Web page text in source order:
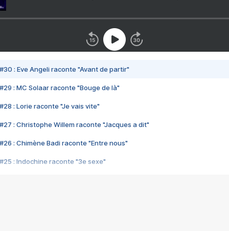
#30 : Eve Angeli raconte "Avant de partir"
#29 : MC Solaar raconte "Bouge de là"
#28 : Lorie raconte "Je vais vite"
#27 : Christophe Willem raconte "Jacques a dit"
#26 : Chimène Badi raconte "Entre nous"
#25 : Indochine raconte "3e sexe"